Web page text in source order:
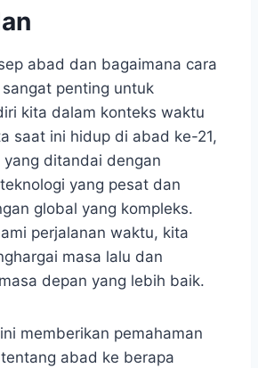
abad dan bagaimana cara
penting untuk
kita dalam konteks waktu
saat ini hidup di abad ke-21,
ditandai dengan
yang pesat dan
global yang kompleks.
perjalanan waktu, kita
masa lalu dan
depan yang lebih baik.
memberikan pemahaman
abad ke berapa